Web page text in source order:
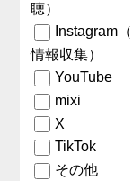
聴）
Instagram
情報収集）
YouTube
mixi
X
TikTok
その他